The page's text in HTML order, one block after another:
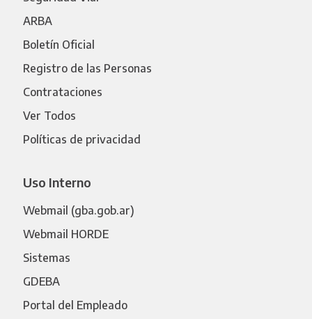
ARBA
Boletín Oficial
Registro de las Personas
Contrataciones
Ver Todos
Políticas de privacidad
Uso Interno
Webmail (gba.gob.ar)
Webmail HORDE
Sistemas
GDEBA
Portal del Empleado